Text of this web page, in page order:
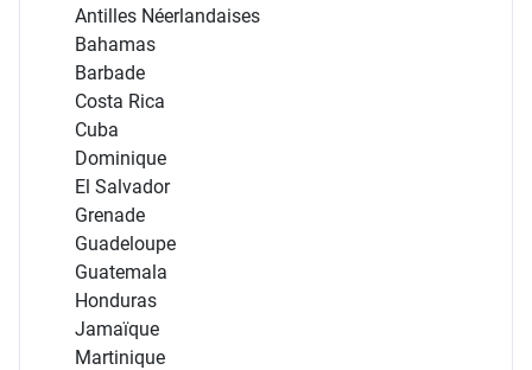
Antilles Néerlandaises
Bahamas
Barbade
Costa Rica
Cuba
Dominique
El Salvador
Grenade
Guadeloupe
Guatemala
Honduras
Jamaïque
Martinique